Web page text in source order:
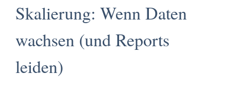
Skalierung: Wenn Daten
wachsen (und Reports
leiden)